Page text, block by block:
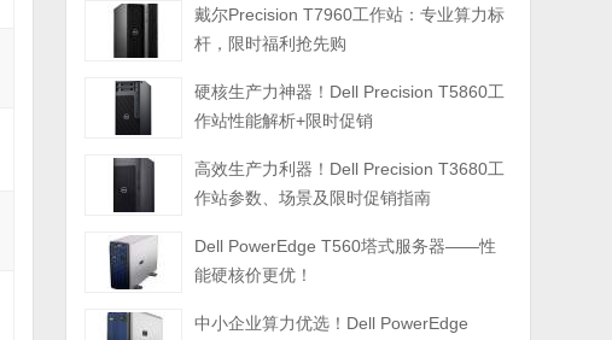
戴尔Precision T7960工作站：专业算力标
杆，限时福利抢先购
硬核生产力神器！Dell Precision T5860工
作站性能解析+限时促销
高效生产力利器！Dell Precision T3680工
作站参数、场景及限时促销指南
Dell PowerEdge T560塔式服务器——性
能硬核价更优！
中小企业算力优选！Dell PowerEdge